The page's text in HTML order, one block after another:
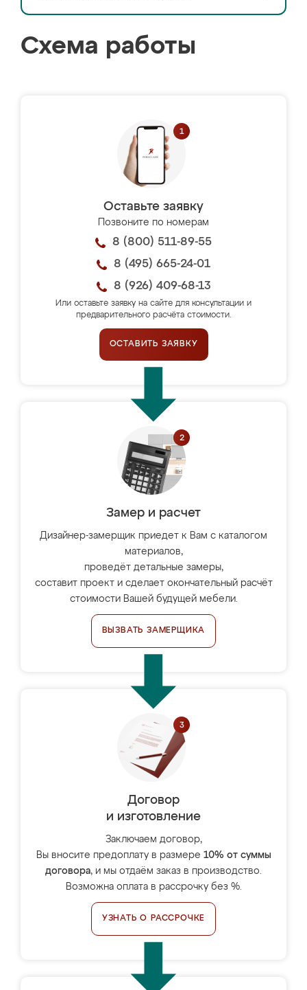
Схема работы
Оставьте заявку
Позвоните по номерам
8 (800) 511-89-55
8 (495) 665-24-01
8 (926) 409-68-13
Или оставьте заявку на сайте для консультации и
предварительного расчёта стоимости.
ОСТАВИТЬ ЗАЯВКУ
Замер и расчет
Дизайнер-замерщик приедет к Вам с каталогом
материалов,
проведёт детальные замеры,
составит проект и сделает окончательный расчёт
стоимости Вашей будущей мебели.
ВЫЗВАТЬ ЗАМЕРЩИКА
Договор
и изготовление
Заключаем договор,
Вы вносите предоплату в размере 10% от суммы
договора, и мы отдаём заказ в производство.
Возможна оплата в рассрочку без %.
УЗНАТЬ О РАССРОЧКЕ